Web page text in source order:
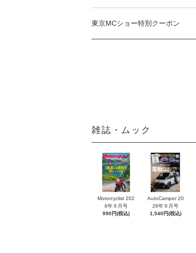
東京MCショー特別クーポン
雑誌・ムック
Motorcyclist 202
6年９月号
990円(税込)
AutoCamper 20
26年９月号
1,540円(税込)